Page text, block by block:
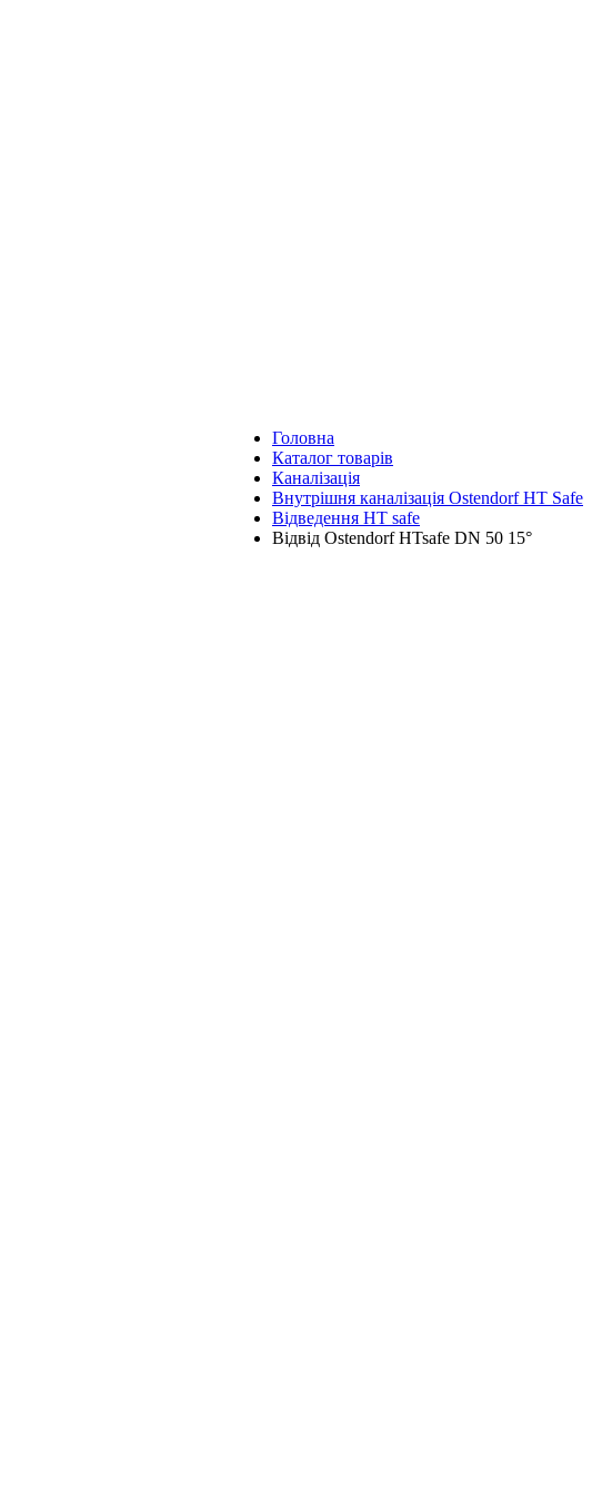
Головна
Каталог товарів
Каналізація
Внутрішня каналізація Ostendorf HT Safe
Відведення HT safe
Відвід Ostendorf HTsafe DN 50 15°